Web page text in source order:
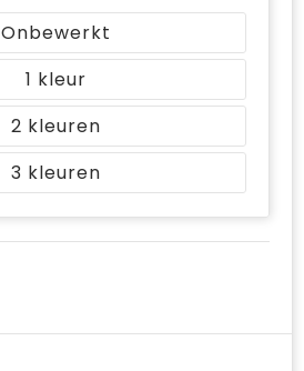
Onbewerkt
1
2
3